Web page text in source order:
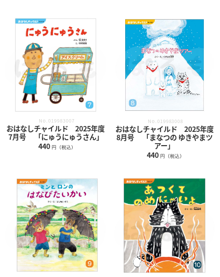
No.019983007
おはなしチャイルド 2025年度
7月号 「にゅうにゅうさん」
440 円（税込）
No.019983008
おはなしチャイルド 2025年度
8月号 「まなつの ゆきやまツ
アー」
440 円（税込）